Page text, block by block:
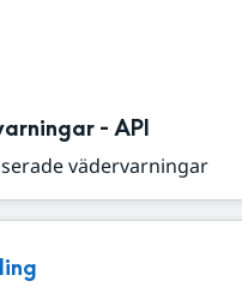
- API
vädervarningar